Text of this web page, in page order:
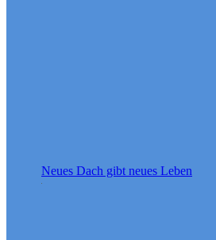
Neues Dach gibt neues Leben